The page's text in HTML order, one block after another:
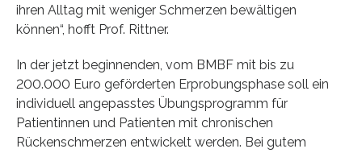
ihren Alltag mit weniger Schmerzen bewältigen
können“, hofft Prof. Rittner.
In der jetzt beginnenden, vom BMBF mit bis zu
200.000 Euro geförderten Erprobungsphase soll ein
individuell angepasstes Übungsprogramm für
Patientinnen und Patienten mit chronischen
Rückenschmerzen entwickelt werden. Bei gutem